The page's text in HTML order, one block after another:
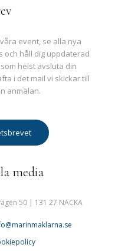
event, se alla nya
och håll dig uppdaterad
helst avsluta din
i det mail vi skickar till
anmälan.
media
50 | 131 27 NACKA